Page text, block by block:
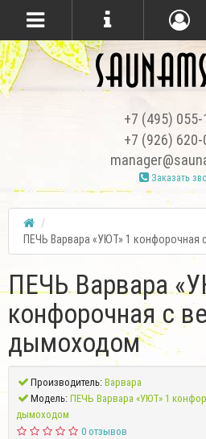
+7 (495)
+7 (926)
Заказать
ПЕЧЬ Варвара «УЮТ» 1 конфорочная
ПЕЧЬ Варвара
конфорочная с
дымоходом
Производитель:Варвара
Модель:ПЕЧЬ Варвара «УЮТ» 1
дымоходом
0 отзывов